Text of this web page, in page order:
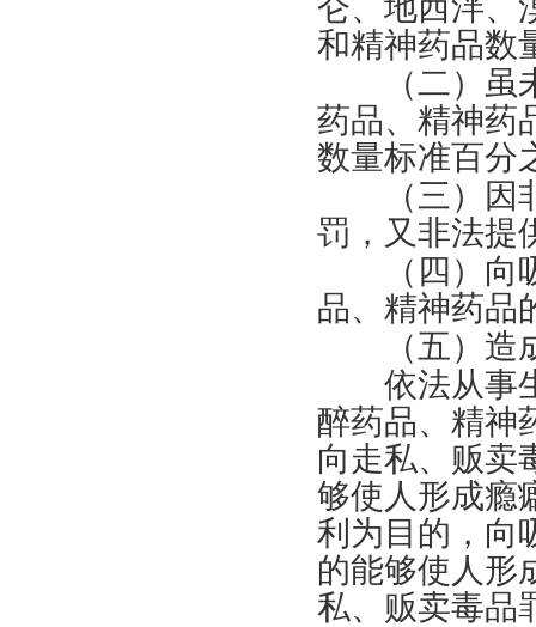
仑、地西泮、
和精神药品数
（二）虽未
药品、精神药
数量标准百分
（三）因非
罚，又非法提
（四）向吸
品、精神药品
（五）造成
依法从事生
醉药品、精神
向走私、贩卖
够使人形成瘾
利为目的，向
的能够使人形
私、贩卖毒品